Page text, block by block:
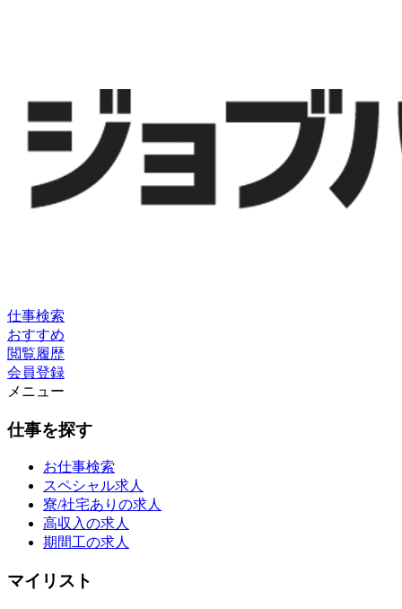
仕事検索
おすすめ
閲覧履歴
会員登録
メニュー
仕事を探す
お仕事検索
スペシャル求人
寮/社宅ありの求人
高収入の求人
期間工の求人
マイリスト